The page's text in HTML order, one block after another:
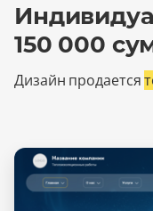
150 000
Дизайн продается